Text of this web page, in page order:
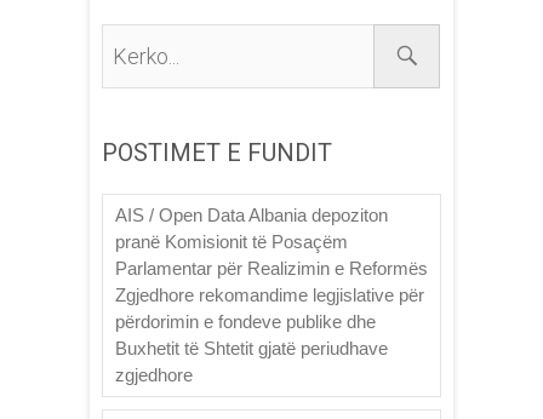
POSTIMET E FUNDIT
AIS / Open Data Albania depoziton
pranë Komisionit të Posaçëm
Parlamentar për Realizimin e Reformës
Zgjedhore rekomandime legjislative për
përdorimin e fondeve publike dhe
Buxhetit të Shtetit gjatë periudhave
zgjedhore